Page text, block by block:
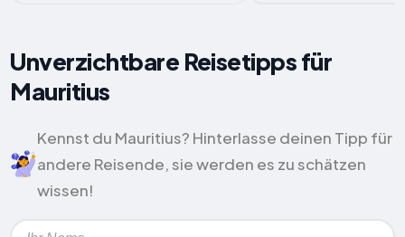
Unverzichtbare Reisetipps für
Mauritius
Kennst du Mauritius? Hinterlasse deinen Tipp für
andere Reisende, sie werden es zu schätzen
wissen!